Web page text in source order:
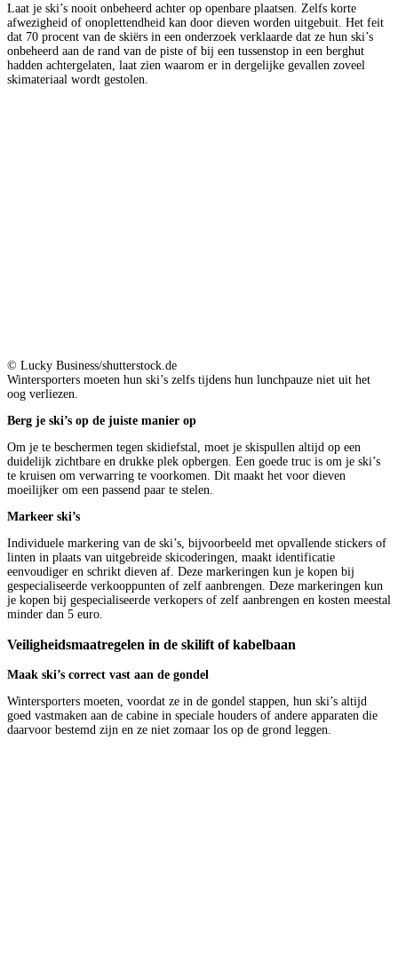
Laat je ski’s nooit onbeheerd achter op openbare plaatsen. Zelfs korte
afwezigheid of onoplettendheid kan door dieven worden uitgebuit. Het feit
dat 70 procent van de skiërs in een onderzoek verklaarde dat ze hun ski’s
onbeheerd aan de rand van de piste of bij een tussenstop in een berghut
hadden achtergelaten, laat zien waarom er in dergelijke gevallen zoveel
skimateriaal wordt gestolen.
© Lucky Business/shutterstock.de
Wintersporters moeten hun ski’s zelfs tijdens hun lunchpauze niet uit het
oog verliezen.
Berg je ski’s op de juiste manier op
Om je te beschermen tegen skidiefstal, moet je skispullen altijd op een
duidelijk zichtbare en drukke plek opbergen. Een goede truc is om je ski’s
te kruisen om verwarring te voorkomen. Dit maakt het voor dieven
moeilijker om een passend paar te stelen.
Markeer ski’s
Individuele markering van de ski’s, bijvoorbeeld met opvallende stickers of
linten in plaats van uitgebreide skicoderingen, maakt identificatie
eenvoudiger en schrikt dieven af. Deze markeringen kun je kopen bij
gespecialiseerde verkooppunten of zelf aanbrengen. Deze markeringen kun
je kopen bij gespecialiseerde verkopers of zelf aanbrengen en kosten meestal
minder dan 5 euro.
Veiligheidsmaatregelen in de skilift of kabelbaan
Maak ski’s correct vast aan de gondel
Wintersporters moeten, voordat ze in de gondel stappen, hun ski’s altijd
goed vastmaken aan de cabine in speciale houders of andere apparaten die
daarvoor bestemd zijn en ze niet zomaar los op de grond leggen.